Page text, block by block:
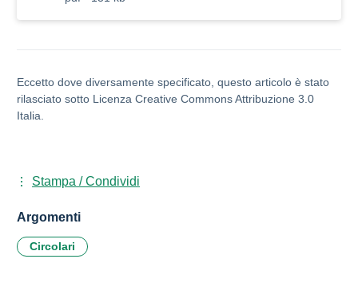
Eccetto dove diversamente specificato, questo articolo è stato
rilasciato sotto Licenza Creative Commons Attribuzione 3.0
Italia.
Stampa / Condividi
Argomenti
Circolari